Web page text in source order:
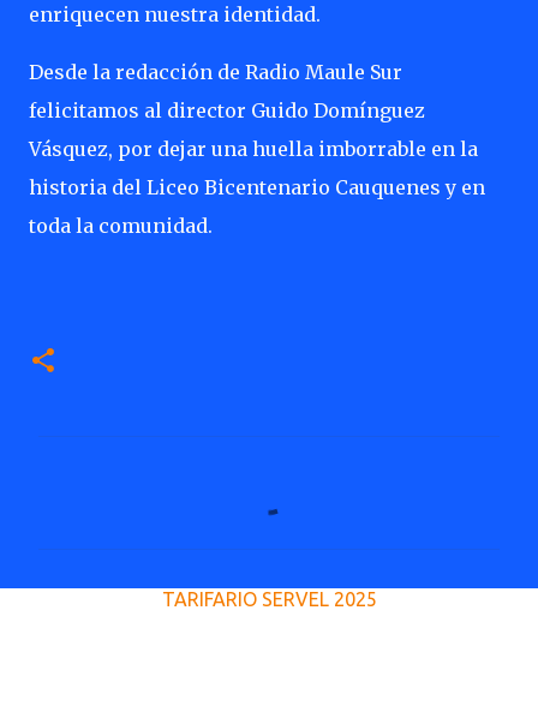
enriquecen nuestra identidad.
Desde la redacción de Radio Maule Sur
felicitamos al director Guido Domínguez
Vásquez, por dejar una huella imborrable en la
historia del Liceo Bicentenario Cauquenes y en
toda la comunidad.
TARIFARIO SERVEL 2025